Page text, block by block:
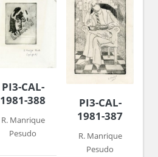
PI3-CAL-
1981-388
R. Manrique
Pesudo
PI3-CAL-
1981-387
R. Manrique
Pesudo